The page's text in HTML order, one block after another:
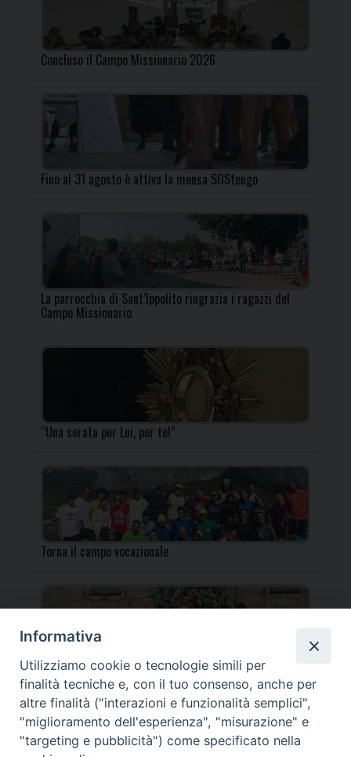
Concluso il Campo Missionario 2026
Fino al 31 agosto è attiva la mensa SOStengo
La parrocchia di Sant’Ippolito ringrazia i ragazzi del
Campo Missionario
“Una serata per Lui, per te!”
Torna il campo vocazionale
Torna il Campo Missionario Diocesano
Informativa
Utilizziamo cookie o tecnologie simili per
finalità tecniche e, con il tuo consenso, anche per
altre finalità ("interazioni e funzionalità semplici",
"miglioramento dell'esperienza", "misurazione" e
"targeting e pubblicità") come specificato nella